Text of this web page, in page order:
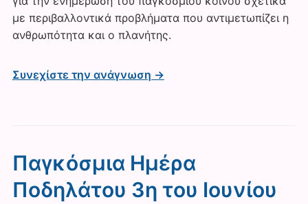
με περιβαλλοντικά προβλήματα που αντιμετωπίζει η
ανθρωπότητα και ο πλανήτης.
Συνεχίστε την ανάγνωση →
Παγκόσμια Ημέρα
Ποδηλάτου 3η του Ιουνίου